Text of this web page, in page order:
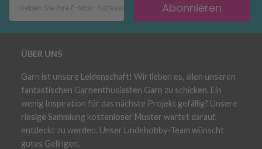
Abonnieren
ÜBER UNS
Garn ist unsere Leidenschaft! Wir lieben es, allen unseren
fantastischen Garnenthusiasten Garn zu schicken. Ein
wenig Inspiration für das nächste Projekt gefällig? Unsere
riesige Sammlung kostenloser Muster wartet darauf,
entdeckt zu werden. Unser Lindehobby-Team wünscht
gutes Gelingen.